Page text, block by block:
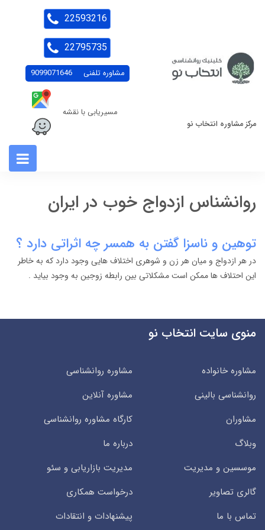
مرکز مشاوره انتخاب نو
مشاوره تلفنی 9099071646
مسیریابی با نقشه
22593216
22795735
روانشناس ازدواج خوب در ایران
توهین و ناسزا گفتن به همسر چه اثراتی دارد ؟
در هر ازدواج و میان هر زن و شوهری اختلاف هایی وجود دارد که به خاطر
این احتلاف ها ممکن است مشکلاتی بین رابطه زوجین به وجود بیاید .
منوی سایت انتخاب نو
مشاوره خانواده
مشاوره روانشناسی
روانشناسی بالینی
مشاوره آنلاین
مشاوران
کارگاه مشاوره روانشناسی
وبلاگ
درباره ما
موسسین و مدیریت
مدیریت بازاریابی و سئو
گالری تصاویر
درخواست همکاری
تماس با ما
پیشنهادات و انتقادات